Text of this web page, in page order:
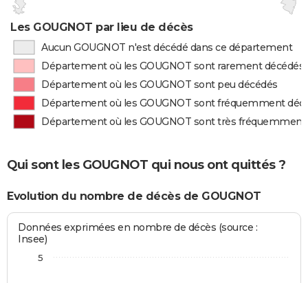
Les GOUGNOT par lieu de décès
Aucun GOUGNOT n'est décédé dans ce département
Département où les GOUGNOT sont rarement décédés
Département où les GOUGNOT sont peu décédés
Département où les GOUGNOT sont fréquemment
Département où les GOUGNOT sont très fréquemment
Qui sont les GOUGNOT qui nous ont quittés ?
Evolution du nombre de décès de GOUGNOT
Données exprimées en nombre de décès (source :
Insee)
5